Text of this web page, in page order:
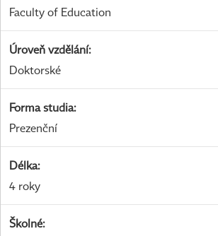
Faculty of Education
Úroveň vzdělání:
Doktorské
Forma studia:
Prezenční
Délka:
4 roky
Školné: